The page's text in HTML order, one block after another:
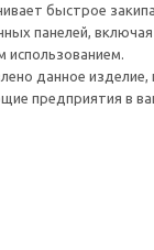
быстрое
панелей,
данное
предприятия в